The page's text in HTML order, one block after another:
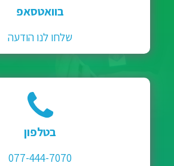
בוואטסאפ
שלחו לנו הודעה
בטלפון
077-444-7070